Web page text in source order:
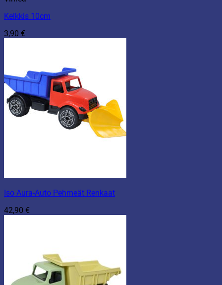
Kelkkis 10cm
3,90 €
Iso Aura-Auto Pehmeät Renkaat
42,90 €